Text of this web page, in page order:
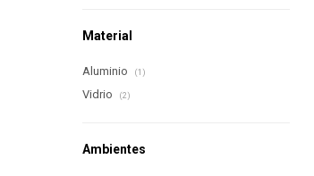
Material
Aluminio (1)
Vidrio (2)
Ambientes